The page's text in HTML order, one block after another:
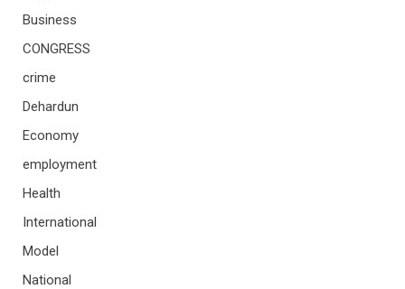
Business
CONGRESS
crime
Dehardun
Economy
employment
Health
International
Model
National